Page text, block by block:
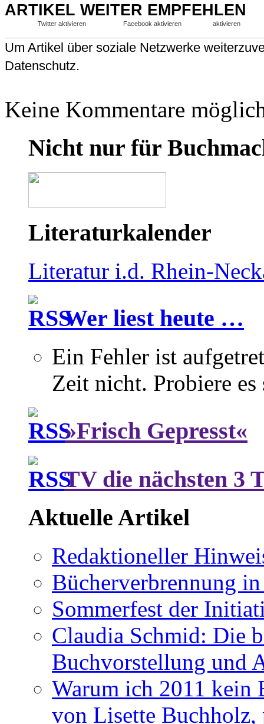
ARTIKEL WEITER EMPFEHLEN
Twitter aktivieren Facebook aktivieren aktivieren
Um Artikel über soziale Netzwerke
Datenschutz.
Keine Kommentare
Nicht nur für
Literaturkalender
Literatur i.d. Rhein-
Wer liest heute …
Ein Fehler ist
Zeit nicht. Probiere
»Frisch Gepresst«
TV die nächsten 3
Aktuelle Artikel
Redaktioneller
Bücherverbrennung
Sommerfest der
Claudia Schmid: Die
Buchvorstellung und
Warum ich 2011 kein
von Lisette Buchholz,